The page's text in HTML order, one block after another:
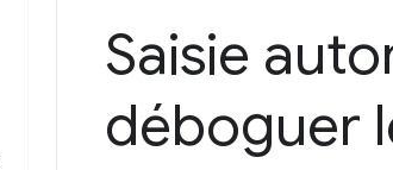
Saisie
déboguer